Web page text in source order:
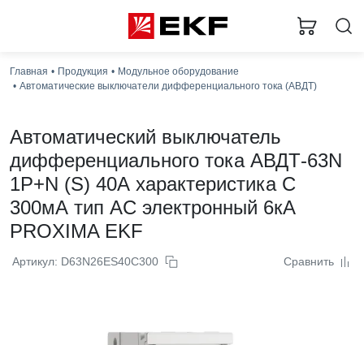
Главная Продукция
Модульное оборудование
Автоматические выключатели дифференциального тока (АВДТ)
Автоматический выключатель
дифференциального тока АВДТ-63N
1P+N (S) 40А характеристика C
300мА тип AC электронный 6кА
PROXIMA EKF
Артикул: D63N26ES40C300 Сравнить